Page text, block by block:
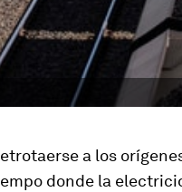
a los
donde la